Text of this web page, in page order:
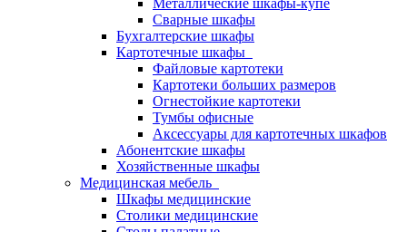
Металлические шкафы-купе
Сварные шкафы
Бухгалтерские шкафы
Картотечные шкафы
Файловые картотеки
Картотеки больших размеров
Огнестойкие картотеки
Тумбы офисные
Аксессуары для картотечных шкафов
Абонентские шкафы
Хозяйственные шкафы
Медицинская мебель
Шкафы медицинские
Столики медицинские